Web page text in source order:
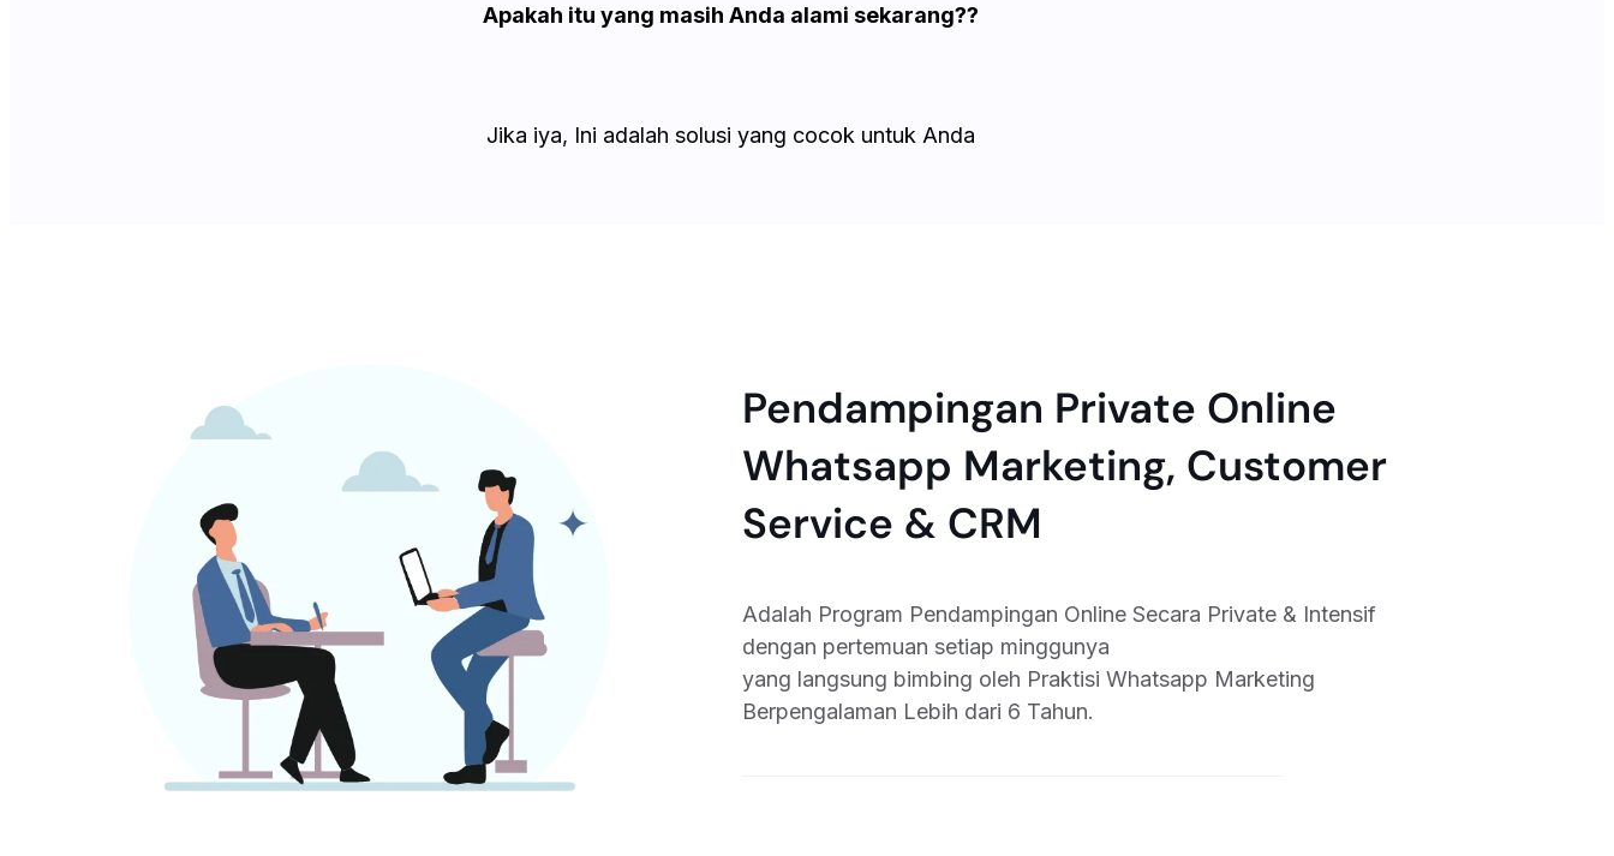
Apakah itu yang masih Anda alami sekarang??
Jika iya, Ini adalah solusi yang cocok untuk Anda
Pendampingan Private Online
Whatsapp Marketing, Customer
Service & CRM
Adalah Program Pendampingan Online Secara Private & Intensif
dengan pertemuan setiap minggunya
yang langsung bimbing oleh Praktisi Whatsapp Marketing
Berpengalaman Lebih dari 6 Tahun.